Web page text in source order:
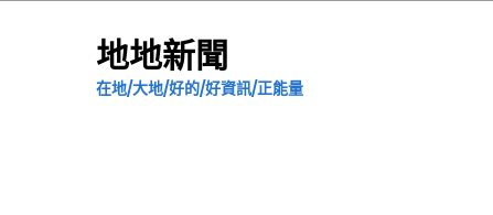
地地新聞
在地/大地/好的/好資訊/正能量